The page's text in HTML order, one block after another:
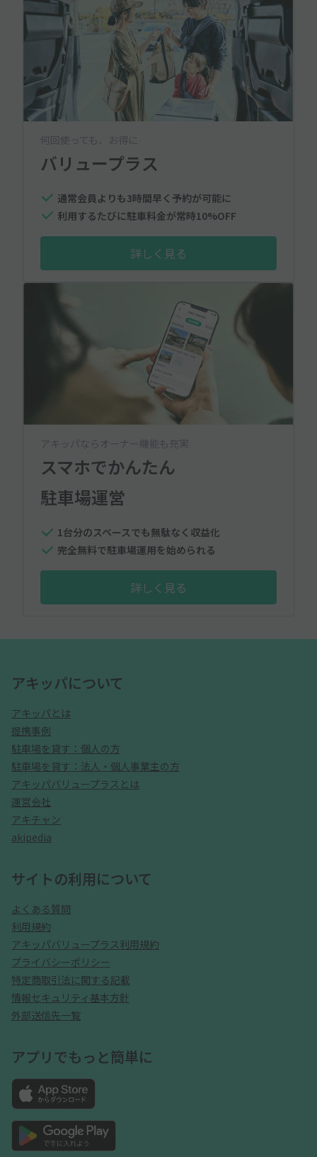
何回使っても、お得に
バリュープラス
通常会員よりも3時間早く予約が可能に
利用するたびに駐車料金が常時10%OFF
詳しく見る
アキッパならオーナー機能も充実
スマホでかんたん
駐車場運営
1台分のスペースでも無駄なく収益化
完全無料で駐車場運用を始められる
詳しく見る
アキッパについて
アキッパとは
提携事例
駐車場を貸す：個人の方
駐車場を貸す：法人・個人事業主の方
アキッパバリュープラスとは
運営会社
アキチャン
akipedia
サイトの利用について
よくある質問
利用規約
アキッパバリュープラス利用規約
プライバシーポリシー
特定商取引法に関する記載
情報セキュリティ基本方針
外部送信先一覧
アプリでもっと簡単に